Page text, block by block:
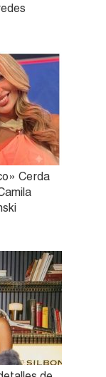
Cerda